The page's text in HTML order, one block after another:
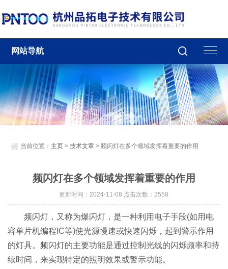
网站导航
当前位置： 主页 >技术文章 > 频闪灯在多个领域发挥着重要的作用
频闪灯在多个领域发挥着重要的作用
更新时间：2024-11-08 点击次数：2558
‌频闪灯‌，又称为爆闪灯，是一种利用电子手段(如用电
容单片机编程IC等)使光源慢速或快速闪烁，起到警示作用
的灯具。频闪灯的主要功能是通过控制光线的闪烁频率和持
续时间，来实现特定的照明效果或警示功能‌。